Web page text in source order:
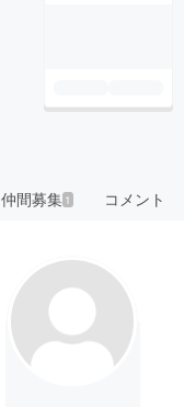
仲間募集 1 コメント